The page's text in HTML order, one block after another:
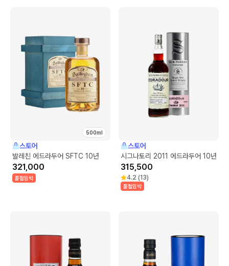
500ml
스토어
발레친 에드라두어 SFTC 10년
321,000
품절임박
스토어
시그나토리 2011 에드라두어 10년
315,500
4.2 (13)
품절임박